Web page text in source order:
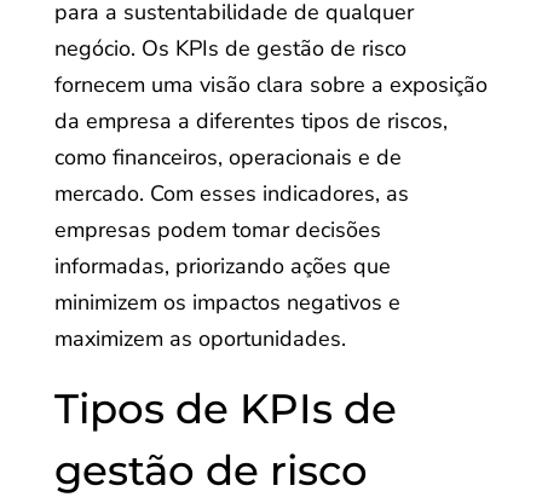
para a sustentabilidade de qualquer
negócio. Os KPIs de gestão de risco
fornecem uma visão clara sobre a exposição
da empresa a diferentes tipos de riscos,
como financeiros, operacionais e de
mercado. Com esses indicadores, as
empresas podem tomar decisões
informadas, priorizando ações que
minimizem os impactos negativos e
maximizem as oportunidades.
Tipos de KPIs de
gestão de risco